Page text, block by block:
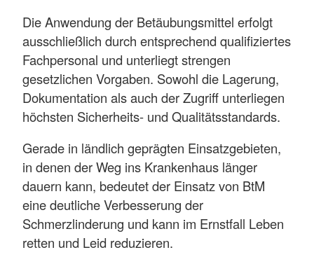
Die Anwendung der Betäubungsmittel erfolgt
ausschließlich durch entsprechend qualifiziertes
Fachpersonal und unterliegt strengen
gesetzlichen Vorgaben. Sowohl die Lagerung,
Dokumentation als auch der Zugriff unterliegen
höchsten Sicherheits- und Qualitätsstandards.
Gerade in ländlich geprägten Einsatzgebieten,
in denen der Weg ins Krankenhaus länger
dauern kann, bedeutet der Einsatz von BtM
eine deutliche Verbesserung der
Schmerzlinderung und kann im Ernstfall Leben
retten und Leid reduzieren.